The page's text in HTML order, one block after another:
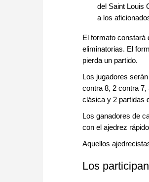
del Saint Louis
a los
El formato constará
eliminatorias. El
pierda un partido.
Los jugadores
contra 8, 2 contra
clásica y 2 partidas
Los ganadores de
con el ajedrez
Aquellos
Los